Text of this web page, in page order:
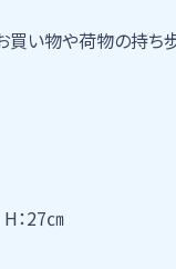
買い物や荷物の持ち
：27㎝